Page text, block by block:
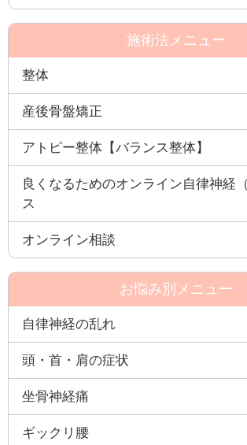
施術法メニュー
整体
産後骨盤矯正
アトピー整体【バランス整体】
良くなるためのオンライン自律神経
ス
オンライン相談
お悩み別メニュー
自律神経の乱れ
頭・首・肩の症状
坐骨神経痛
ギックリ腰